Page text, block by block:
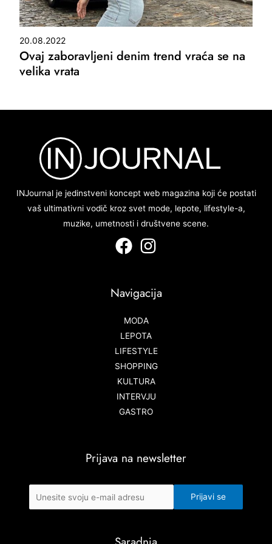
20.08.2022
Ovaj zaboravljeni denim trend vraća se na
velika vrata
INJournal je jedinstveni koncept web magazina koji će postati
vaš ultimativni vodič kroz svet mode, lepote, lifestyle-a,
muzike, umetnosti i društvene scene.
Navigacija
MODA
LEPOTA
LIFESTYLE
SHOPPING
KULTURA
INTERVJU
GASTRO
Prijava na newsletter